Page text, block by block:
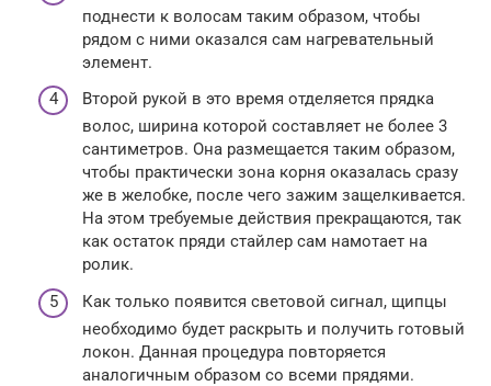
поднести к волосам таким образом, чтобы
рядом с ними оказался сам нагревательный
элемент.
Второй рукой в это время отделяется прядка
волос, ширина которой составляет не более 3
сантиметров. Она размещается таким образом,
чтобы практически зона корня оказалась сразу
же в желобке, после чего зажим защелкивается.
На этом требуемые действия прекращаются, так
как остаток пряди стайлер сам намотает на
ролик.
Как только появится световой сигнал, щипцы
необходимо будет раскрыть и получить готовый
локон. Данная процедура повторяется
аналогичным образом со всеми прядями.